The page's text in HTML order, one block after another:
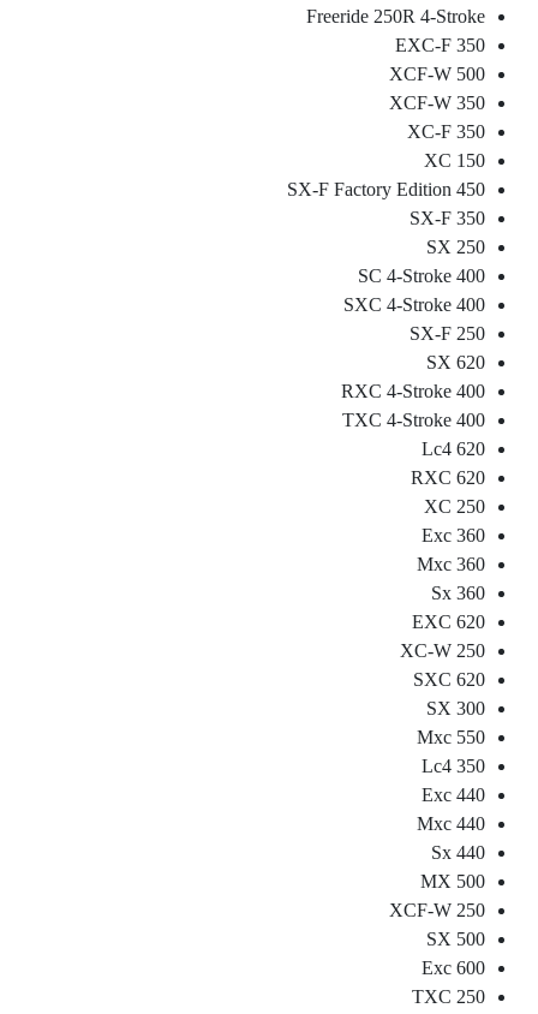
Freeride 250R 4-Stroke
350 EXC-F
500 XCF-W
350 XCF-W
350 XC-F
150 XC
450 SX-F Factory Edition
350 SX-F
250 SX
400 SC 4-Stroke
400 SXC 4-Stroke
250 SX-F
620 SX
400 RXC 4-Stroke
400 TXC 4-Stroke
620 Lc4
620 RXC
250 XC
360 Exc
360 Mxc
360 Sx
620 EXC
250 XC-W
620 SXC
300 SX
550 Mxc
350 Lc4
440 Exc
440 Mxc
440 Sx
500 MX
250 XCF-W
500 SX
600 Exc
250 TXC